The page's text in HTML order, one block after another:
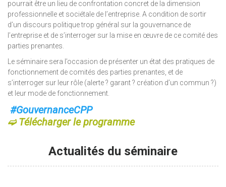
pourrait être un lieu de confrontation concret de la dimension
professionnelle et sociétale de l’entreprise. A condition de sortir
d’un discours politique trop général sur la gouvernance de
l’entreprise et de s’interroger sur la mise en œuvre de ce comité des
parties prenantes.
Le séminaire sera l’occasion de présenter un état des pratiques de
fonctionnement de comités des parties prenantes, et de
s’interroger sur leur rôle (alerte ? garant ? création d’un commun ?)
et leur mode de fonctionnement.
#GouvernanceCPP
➫ Télécharger le programme
Actualités du séminaire